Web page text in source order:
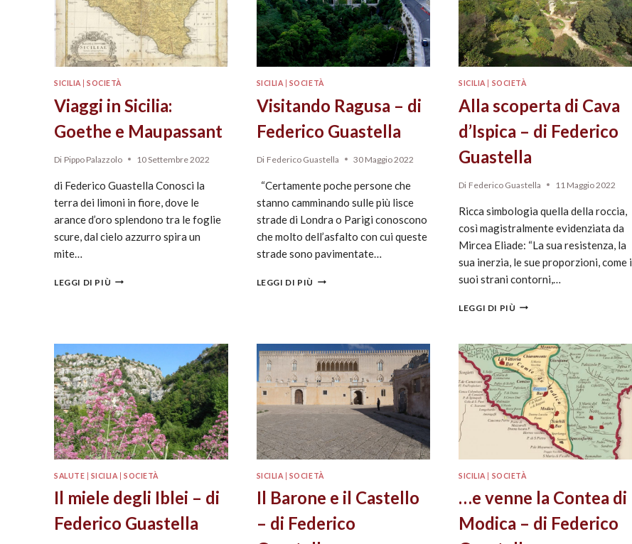
SICILIA|SOCIETÀ
Viaggi in Sicilia:
Goethe e Maupassant
Di Pippo Palazzolo 10 Settembre 2022
di Federico Guastella Conosci la
terra dei limoni in fiore, dove le
arance d’oro splendono tra le foglie
scure, dal cielo azzurro spira un
mite…
LEGGI DI PIÙ
SICILIA| SOCIETÀ
Visitando Ragusa – di
Federico Guastella
Di Federico Guastella 30 Maggio 2022
“Certamente poche persone che
stanno camminando sulle più lisce
strade di Londra o Parigi conoscono
che molto dell’asfalto con cui queste
strade sono pavimentate…
LEGGI DI PIÙ
SICILIA| SOCIETÀ
Alla scoperta di Cava
d’Ispica – di Federico
Guastella
Di Federico Guastella 11 Maggio 2022
Ricca simbologia quella della roccia,
così magistralmente evidenziata da
Mircea Eliade: “La sua resistenza, la
sua inerzia, le sue proporzioni, come i
suoi strani contorni,…
LEGGI DI PIÙ
SALUTE SICILIA SOCIETÀ
Il miele degli Iblei – di
Federico Guastella
SICILIA SOCIETÀ
Il Barone e il Castello
– di Federico
SICILIA SOCIETÀ
…e venne la Contea di
Modica – di Federico